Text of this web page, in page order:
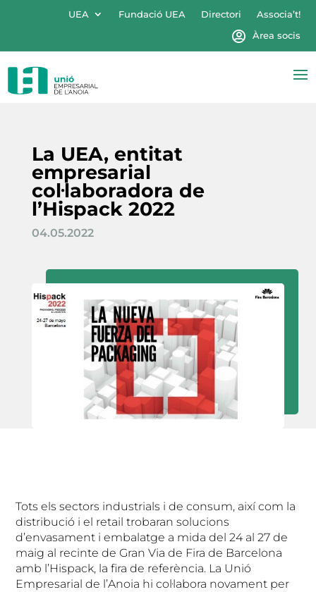
UEA Fundació UEA Directori
Associa’t!
Àrea socis
La UEA, entitat
empresarial
col·laboradora de
l’Hispack 2022
04.05.2022
Tots els sectors industrials i de consum, així com la
distribució i el retail trobaran solucions
d’envasament i embalatge a mida del 24 al 27 de
maig al recinte de Gran Via de Fira de Barcelona
amb l’Hispack, la fira de referència. La Unió
Empresarial de l’Anoia hi col·labora novament per